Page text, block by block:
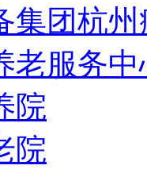
集团杭
老服务中
院
院